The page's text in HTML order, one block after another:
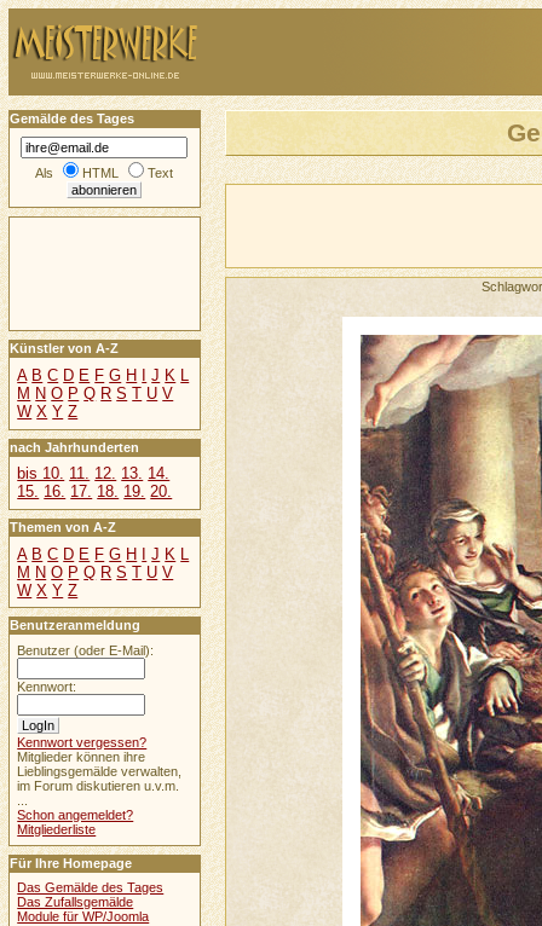
Gemälde des Tages
Als HTML Text
Künstler von A-Z
A B C D E F G H J K L
M N O P Q R S T U V
W X Y Z
nach Jahrhunderten
bis 10. 11. 12. 13. 14.
15. 16. 17. 18. 19. 20.
Themen von A-Z
A B C D E F G H I J K L
M N O P Q R S T U V
W X Y Z
Benutzeranmeldung
Benutzer (oder E-Mail):
Kennwort:
Kennwort vergessen?
Mitglieder können ihre
Lieblingsgemälde verwalten,
im Forum diskutieren u.v.m.
Schon angemeldet?
Mitgliederliste
Für Ihre Homepage
Das Gemälde des Tages
Das Zufallsgemälde
Module für WP/Joomla